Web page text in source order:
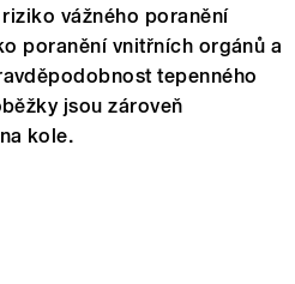
vážného poranění
poranění vnitřních orgánů a
tepenného
jsou zároveň
kole.